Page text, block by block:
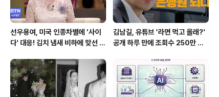
선우용여, 미국 인종차별에 '사이
다' 대응! 김치 냄새 비하에 맞선 통
김남길, 유튜브 '라면 먹고 올래?'
공개 하루 만에 조회수 250만 돌